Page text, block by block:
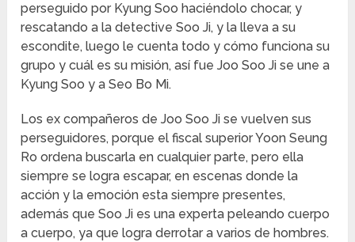
perseguido por Kyung Soo haciéndolo chocar, y
rescatando a la detective Soo Ji, y la lleva a su
escondite, luego le cuenta todo y cómo funciona su
grupo y cuál es su misión, así fue Joo Soo Ji se une a
Kyung Soo y a Seo Bo Mi.
Los ex compañeros de Joo Soo Ji se vuelven sus
perseguidores, porque el fiscal superior Yoon Seung
Ro ordena buscarla en cualquier parte, pero ella
siempre se logra escapar, en escenas donde la
acción y la emoción esta siempre presentes,
además que Soo Ji es una experta peleando cuerpo
a cuerpo, ya que logra derrotar a varios de hombres.